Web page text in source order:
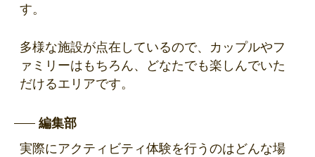
す。
多様な施設が点在しているので、カップルやフ
ァミリーはもちろん、どなたでも楽しんでいた
だけるエリアです。
編集部
実際にアクティビティ体験を行うのはどんな場